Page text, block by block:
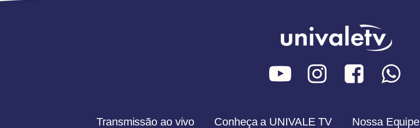
Transmissão ao vivo Conheça a UNIVALE TV Nossa Equipe